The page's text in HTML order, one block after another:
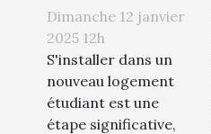
considérer
dans une
assurance
logement
étudiant
Dimanche 12 janvier
2025 12h
S'installer dans un
nouveau logement
étudiant est une
étape significative,